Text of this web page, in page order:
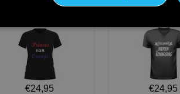
€24,95
€24,95